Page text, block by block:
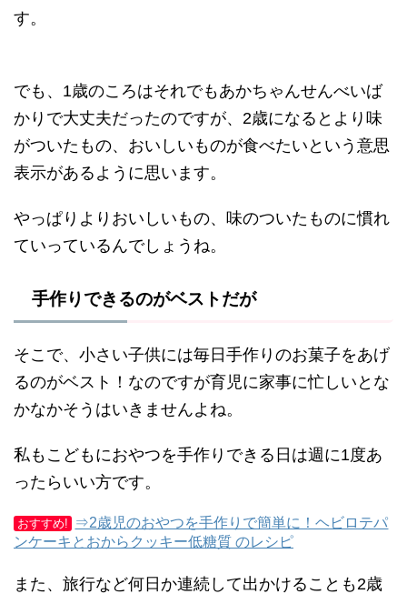
す。
でも、1歳のころはそれでもあかちゃんせんべいば
かりで大丈夫だったのですが、2歳になるとより味
がついたもの、おいしいものが食べたいという意思
表示があるように思います。
やっぱりよりおいしいもの、味のついたものに慣れ
ていっているんでしょうね。
手作りできるのがベストだが
そこで、小さい子供には毎日手作りのお菓子をあげ
るのがベスト！なのですが育児に家事に忙しいとな
かなかそうはいきませんよね。
私もこどもにおやつを手作りできる日は週に1度あ
ったらいい方です。
おすすめ!
⇒2歳児のおやつを手作りで簡単に！ヘビロテパ
ンケーキとおからクッキー低糖質 のレシピ
また、旅行など何日か連続して出かけることも2歳